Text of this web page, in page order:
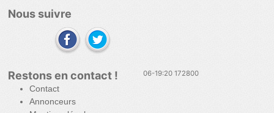
Nous suivre
Restons en contact !
Contact
Annonceurs
06-19:20 172800